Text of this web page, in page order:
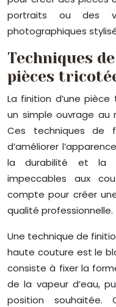
portraits ou des
photographiques
Techniques
pièces
La finition d’une
un simple ouvrage au
Ces techniques de
d’améliorer
la durabilité et la
impeccables aux
compte pour créer
qualité professionnelle.
Une technique de
haute couture est le
consiste à fixer la
de la vapeur d’eau,
position